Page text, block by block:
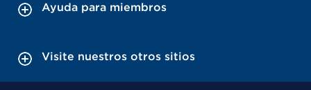
Ayuda para miembros
Visite nuestros otros sitios